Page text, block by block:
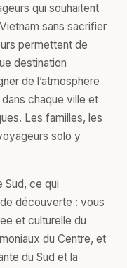
qui souhaitent
sans sacrifier
permettent de
destination
de l’atmosphere
chaque ville et
Les familles, les
solo y
Sud, ce qui
découverte : vous
et culturelle du
du Centre, et
du Sud et la